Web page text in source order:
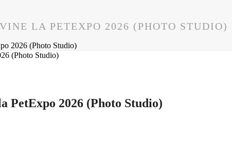
LA PETEXPO 2026 (PHOTO STUDIO)
2026 (Photo Studio)
PetExpo 2026 (Photo Studio)